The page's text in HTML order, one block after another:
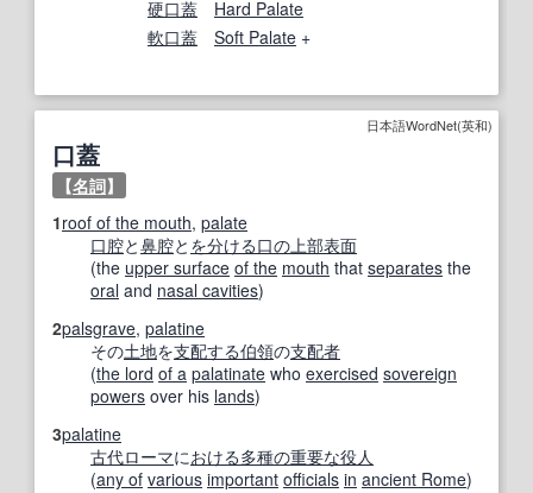
硬口蓋
Hard Palate
軟口蓋
Soft Palate +
日本語WordNet(英和)
口蓋
【名詞】
1roof of the mouth, palate
口腔と鼻腔と を分ける口の上部表面
(the upper surface of the mouth that separates the
oral and nasal cavities)
2palsgrave, palatine
その土地を支配する伯領の支配者
(the lord of a palatinate who exercised sovereign
powers over his lands)
3palatine
古代ローマにおける多種の重要な役人
(any of various important officials in ancient Rome)